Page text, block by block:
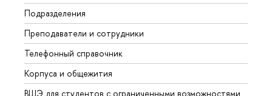
Подразделения
Преподаватели и сотрудники
Телефонный справочник
Корпуса и общежития
ВШЭ для студентов с ограниченными возможностями